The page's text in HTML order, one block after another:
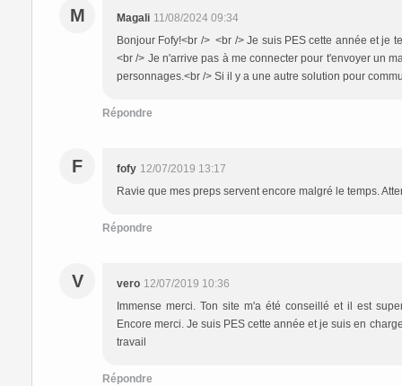
M Magali 11/08/2024 09:34
Bonjour Fofy!<br /> <br /> Je suis PES cette année et je
<br /> Je n'arrive pas à me connecter pour t'envoyer un
personnages.<br /> Si il y a une autre solution pour
Répondre
F fofy 12/07/2019 13:17
Ravie que mes preps servent encore malgré le temps.
Répondre
V vero 12/07/2019 10:36
Immense merci. Ton site m'a été conseillé et il est
Encore merci. Je suis PES cette année et je suis en
travail
Répondre